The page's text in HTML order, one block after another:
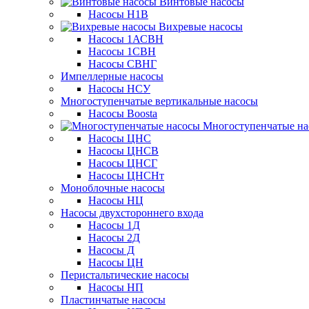
Насосы Н1В
Вихревые насосы
Насосы 1АСВН
Насосы 1СВН
Насосы СВНГ
Импеллерные насосы
Насосы НСУ
Многоступенчатые вертикальные насосы
Насосы Boosta
Многоступенчатые
Насосы ЦНС
Насосы ЦНСВ
Насосы ЦНСГ
Насосы ЦНСНт
Моноблочные насосы
Насосы НЦ
Насосы двухстороннего входа
Насосы 1Д
Насосы 2Д
Насосы Д
Насосы ЦН
Перистальтические насосы
Насосы НП
Пластинчатые насосы